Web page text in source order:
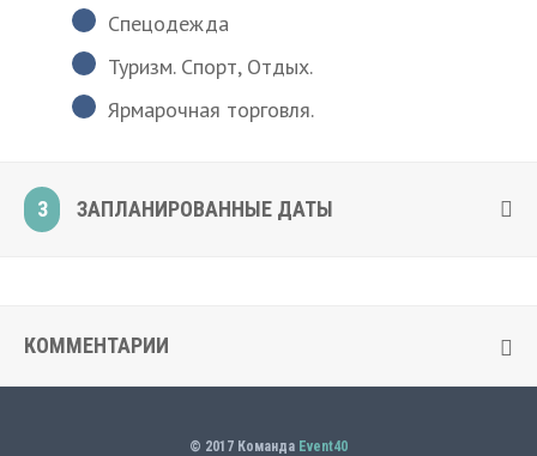
Спецодежда
Туризм. Спорт, Отдых.
Ярмарочная торговля.
3 ЗАПЛАНИРОВАННЫЕ ДАТЫ
КОММЕНТАРИИ
© 2017 Команда Event40